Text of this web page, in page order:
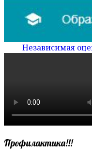
Независимая
Профилактика!!!